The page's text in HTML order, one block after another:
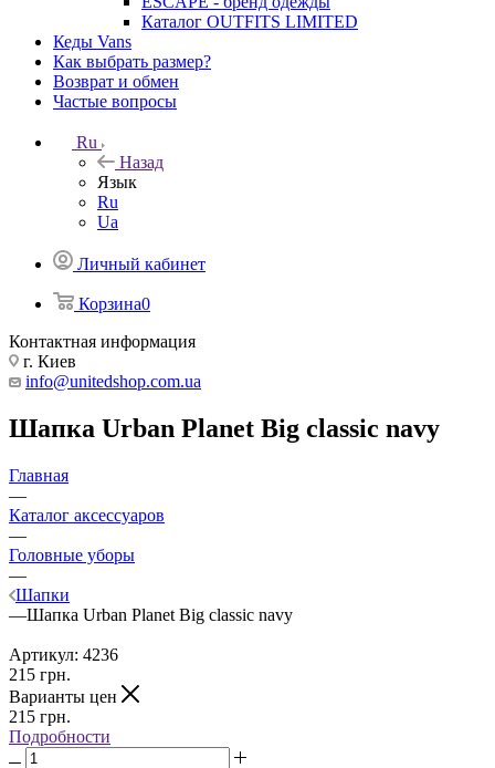
Каталог OUTFITS LIMITED
Кеды Vans
Как выбрать размер?
Возврат и обмен
Частые вопросы
Ru
Назад
Язык
Ru
Ua
Личный кабинет
Корзина0
Контактная информация
г. Киев
info@unitedshop.com.ua
Шапка Urban Planet Big classic navy
Главная
—
Каталог аксессуаров
—
Головные уборы
—
Шапки
—Шапка Urban Planet Big classic navy
Артикул: 4236
215 грн.
Варианты цен
215 грн.
Подробности